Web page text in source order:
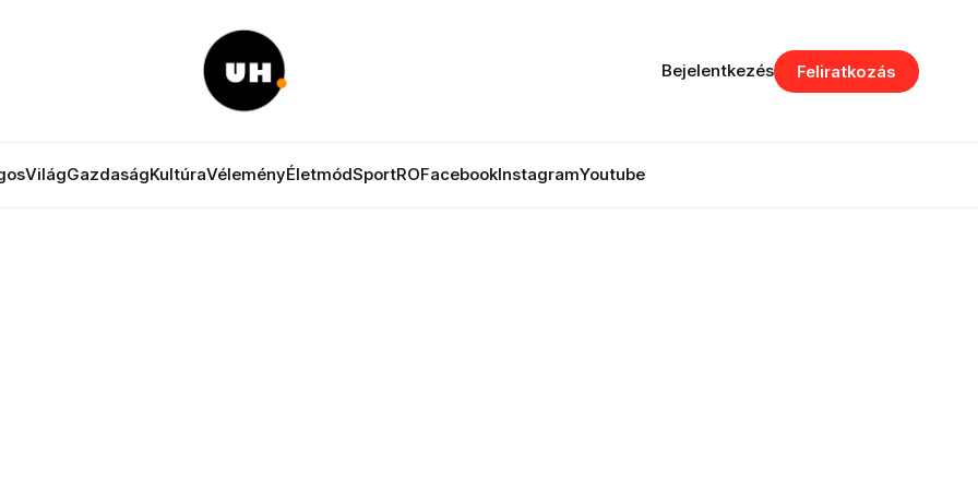
VilágGazdaságKultúraVéleményÉletmódSportROFacebookInstagramYoutube
Bejelentkezés Feliratkozás